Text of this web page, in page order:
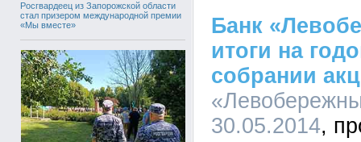
Росгвардеец из Запорожской области
стал призером международной премии
«Мы вместе»
Банк
итоги на
собрании
30.05.2014